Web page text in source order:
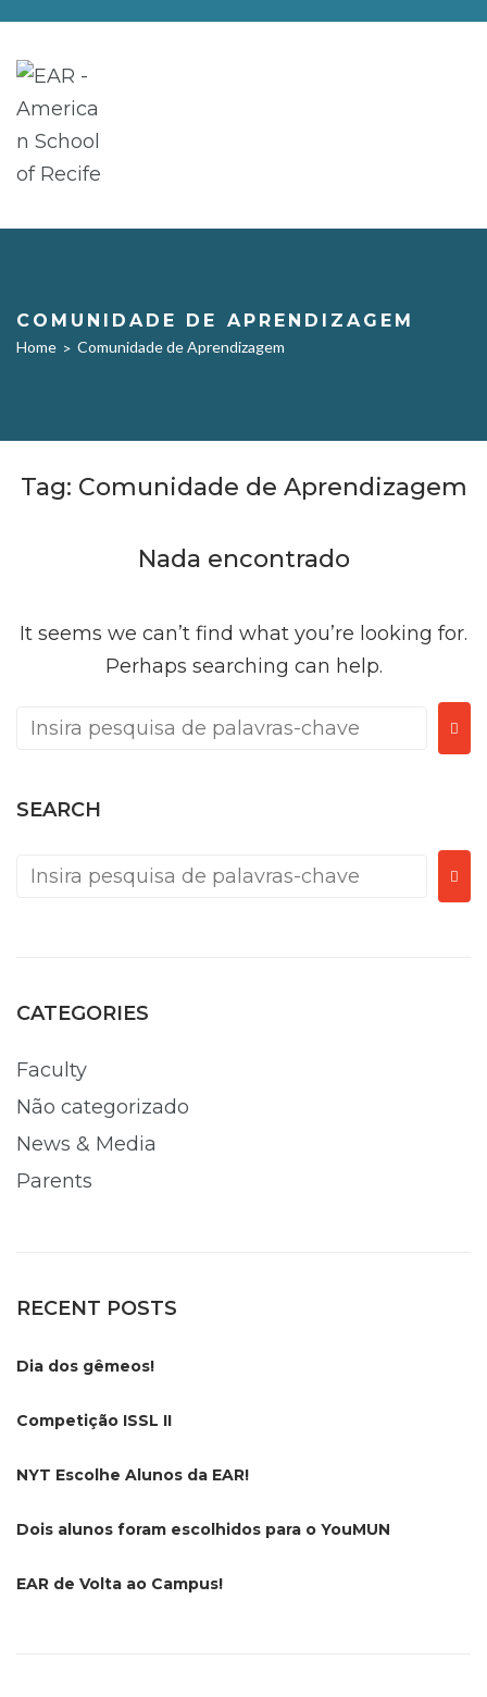
COMUNIDADE DE APRENDIZAGEM
Home > Comunidade de Aprendizagem
Tag: Comunidade de Aprendizagem
Nada encontrado
It seems we can’t find what you’re looking for.
Perhaps searching can help.
SEARCH
CATEGORIES
Faculty
Não categorizado
News & Media
Parents
RECENT POSTS
Dia dos gêmeos!
Competição ISSL II
NYT Escolhe Alunos da EAR!
Dois alunos foram escolhidos para o YouMUN
EAR de Volta ao Campus!